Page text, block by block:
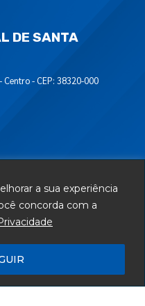
a sua experiência
concorda com a
DE SANTA
- CEP: 38320-000